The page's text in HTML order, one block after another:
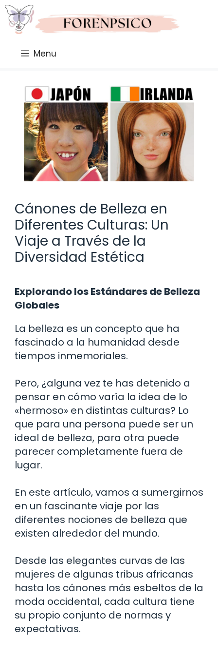
Saltar
al
contenido
Menu
Cánones de Belleza en
Diferentes Culturas: Un
Viaje a Través de la
Diversidad Estética
Explorando los Estándares de Belleza
Globales
La belleza es un concepto que ha
fascinado a la humanidad desde
tiempos inmemoriales.
Pero, ¿alguna vez te has detenido a
pensar en cómo varía la idea de lo
«hermoso» en distintas culturas? Lo
que para una persona puede ser un
ideal de belleza, para otra puede
parecer completamente fuera de
lugar.
En este artículo, vamos a sumergirnos
en un fascinante viaje por las
diferentes nociones de belleza que
existen alrededor del mundo.
Desde las elegantes curvas de las
mujeres de algunas tribus africanas
hasta los cánones más esbeltos de la
moda occidental, cada cultura tiene
su propio conjunto de normas y
expectativas.